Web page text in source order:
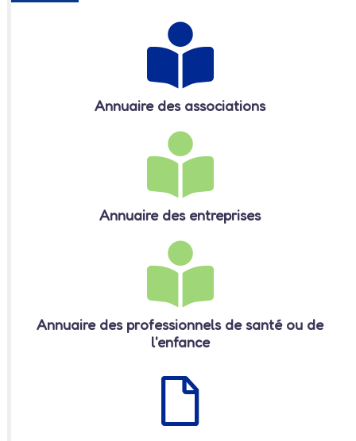
Annuaire des associations
Annuaire des entreprises
Annuaire des professionnels de santé ou de
l'enfance